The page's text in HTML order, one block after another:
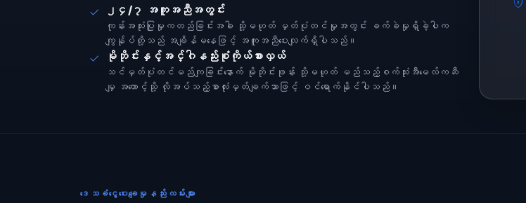
၂၄/၇ အကူအညီအတွင်း
ကုန်းအသုံးပြုမှုကတည်ခြင်းအခါ သို့မဟုတ် မှတ်ပုံတင်မှုအတွင်း ခက်ခဲမှုရှိခဲ့ပါက
ကျွန်ုပ်တို့သည် အချိန်မနေဖြင့် အကူအညီပေးလျက်ရှိပါသည်။
မိုဘိုင်းနှင့်အင်္ဂါနည်းစုံကိုယ်စားလှယ်
သင်မှတ်ပုံတင်မည်ကျခြင်းနောက် မိုဘိုင်းဖုန်း သို့မဟုတ် မည်သည့်စက်သုံးအီမေလ်ကဆီ
မျှ အကောင့်သို့ လိုအပ်သည့်စာလုံးမှတ်ချက်သာဖြင့် ဝင်ရောက်နိုင်ပါသည်။
ဒေသခံငွေပေးချေမှုနည်းလမ်းများ